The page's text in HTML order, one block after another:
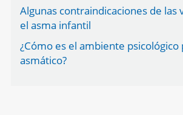
Algunas contraindicaciones de las
el asma infantil
¿Cómo es el ambiente psicológico
asmático?